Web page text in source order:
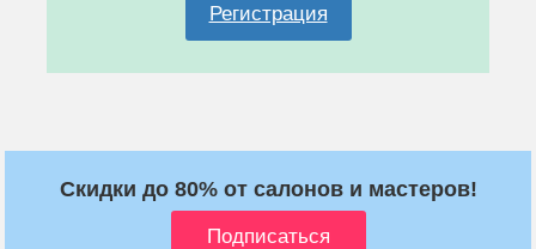
Регистрация
Скидки до 80% от салонов и мастеров!